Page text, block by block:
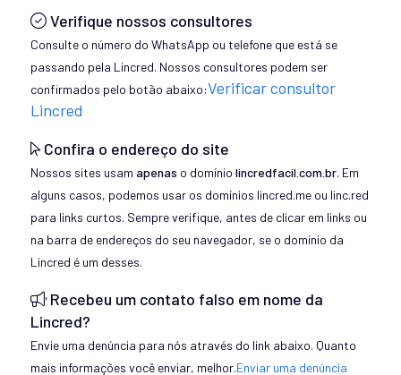
Verifique nossos consultores
Consulte o número do WhatsApp ou telefone que está se
passando pela Lincred. Nossos consultores podem ser
confirmados pelo botão abaixo:Verificar consultor
Lincred
Confira o endereço do site
Nossos sites usam apenas o domínio lincredfacil.com.br. Em
alguns casos, podemos usar os domínios lincred.me ou linc.red
para links curtos. Sempre verifique, antes de clicar em links ou
na barra de endereços do seu navegador, se o domínio da
Lincred é um desses.
Recebeu um contato falso em nome da
Lincred?
Envie uma denúncia para nós através do link abaixo. Quanto
mais informações você enviar, melhor.Enviar uma denúncia